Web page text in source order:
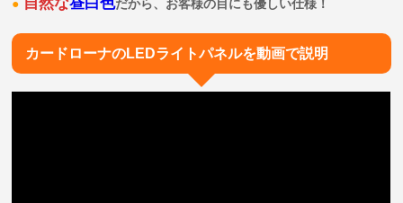
だから、お客様の目にも優しい仕様！
カードローナのLEDライトパネルを動画で説明